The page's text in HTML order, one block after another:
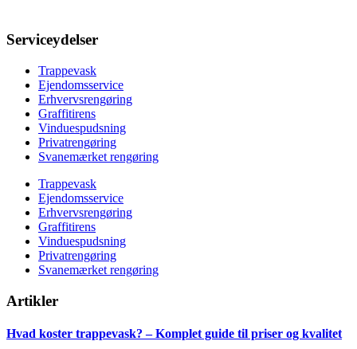
Serviceydelser
Trappevask
Ejendomsservice
Erhvervsrengøring
Graffitirens
Vinduespudsning
Privatrengøring
Svanemærket rengøring
Trappevask
Ejendomsservice
Erhvervsrengøring
Graffitirens
Vinduespudsning
Privatrengøring
Svanemærket rengøring
Artikler
Hvad koster trappevask? – Komplet guide til priser og kvalitet